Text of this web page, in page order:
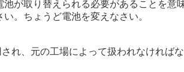
が取り替えられる必要があることを
。ちょうど電池を変えなさい。
れ、元の工場によって扱われなければ